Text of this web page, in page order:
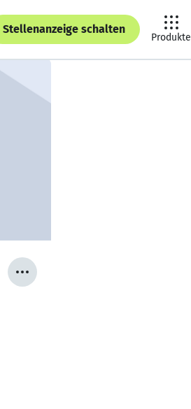
Stellenanzeige schalten
Produkte